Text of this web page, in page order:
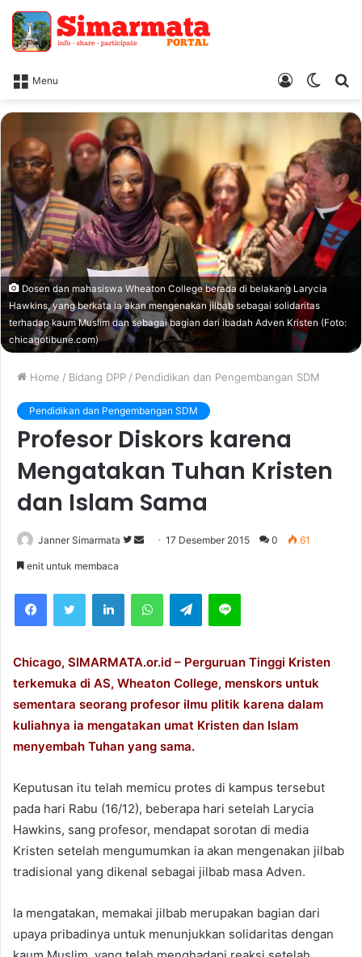
Menu
Switch
Log
Dosen dan mahasiswa Wheaton College berada di belakang Larycia
Hawkins, yang berkata ia akan mengenakan jilbab sebagai solidaritas
terhadap kaum Muslim dan sebagai bagian dari ibadah Adven Kristen (Foto:
chicagotibune.com)
Home / Bidang DPP / Pendidikan dan Pengembangan SDM
Pendidikan dan Pengembangan SDM
Profesor Diskors karena
Mengatakan Tuhan Kristen
dan Islam Sama
Janner Simarmata
F
o
i
t
e
r
a
17 Desember 2015 0 61
enit untuk membaca
Telegram
Chicago, SIMARMATA.or.id – Perguruan Tinggi Kristen
terkemuka di AS, Wheaton College, menskors untuk
sementara seorang profesor ilmu plitik karena dalam
kuliahnya ia mengatakan umat Kristen dan Islam
menyembah Tuhan yang sama.
Keputusan itu telah memicu protes di kampus tersebut
pada hari Rabu (16/12), beberapa hari setelah Larycia
Hawkins, sang profesor, mendapat sorotan di media
Kristen setelah mengumumkan ia akan mengenakan jilbab
tradisional yang dikenal sebagai jilbab masa Adven.
Ia mengatakan, memakai jilbab merupakan bagian dari
upaya pribadinya untuk menunjukkan solidaritas dengan